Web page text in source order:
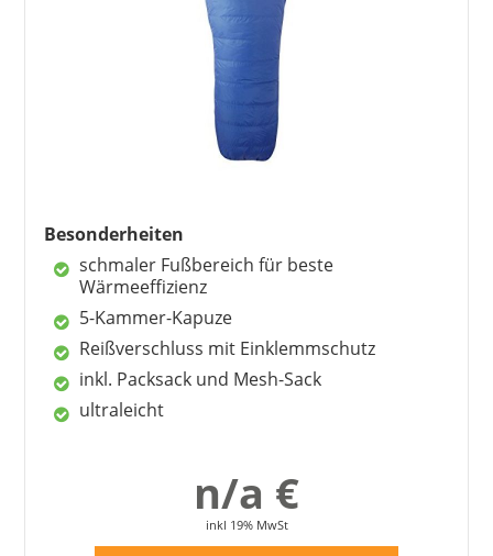
leicht und kuschelig
leichtgängiger Zip-Verschluss
schnelles Verstauen
hält auch bei feuchter Luft warm
Besonderheiten
schmaler Fußbereich für beste
Wärmeeffizienz
5-Kammer-Kapuze
Reißverschluss mit Einklemmschutz
inkl. Packsack und Mesh-Sack
ultraleicht
n/a €
inkl 19% MwSt